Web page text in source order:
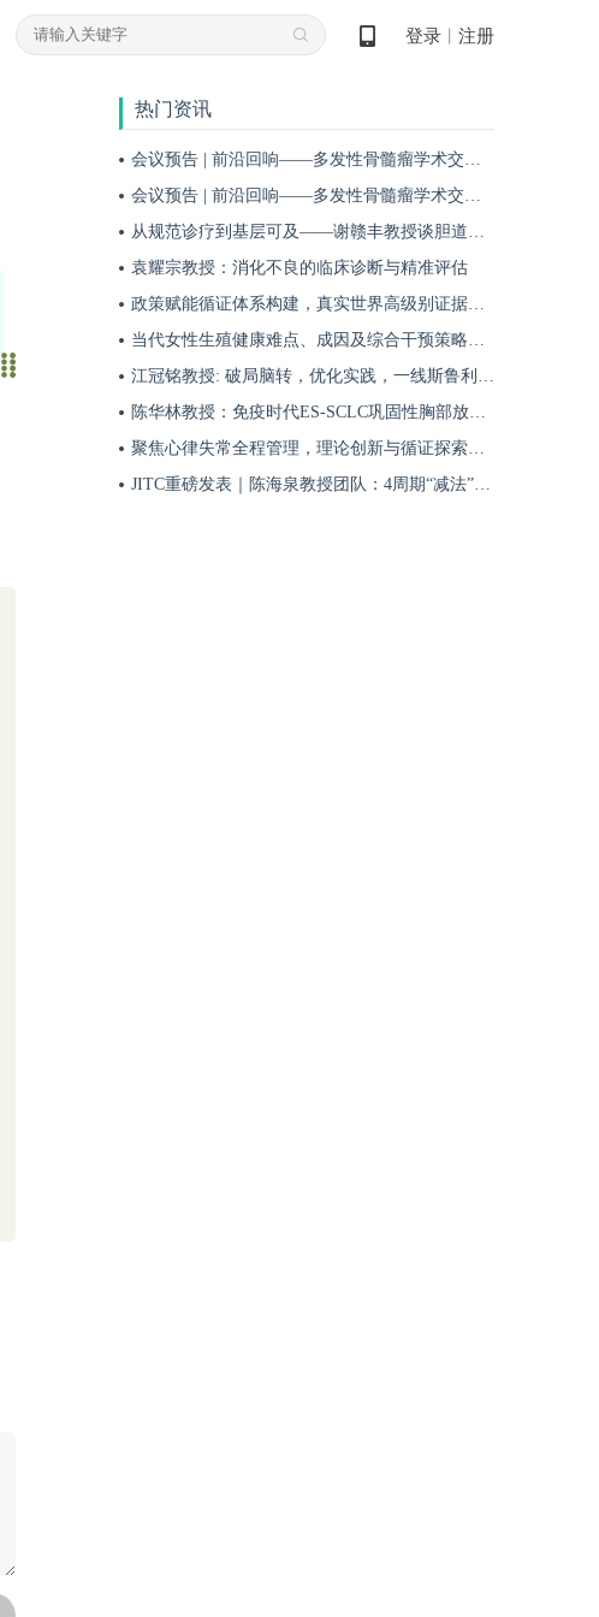
登录 注册
热门资讯
会议预告 | 前沿回响——多发性骨髓瘤学术交流会第十九期即将启幕！
会议预告 | 前沿回响——多发性骨髓瘤学术交流会第十八期即将启幕！
从规范诊疗到基层可及——谢赣丰教授谈胆道肿瘤防治的本土化实践之路
袁耀宗教授：消化不良的临床诊断与精准评估
政策赋能循证体系构建，真实世界高级别证据夯实斯鲁利单抗一线治疗广泛期小细胞肺癌临床地位
当代女性生殖健康难点、成因及综合干预策略——魏晗
江冠铭教授: 破局脑转，优化实践，一线斯鲁利单抗联合化疗为小细胞肺癌脑转移患者带来颅内与全身双重获益
陈华林教授：免疫时代ES-SCLC巩固性胸部放疗再添真实世界循证依据——cTRT可独立改善患者生存获益
聚焦心律失常全程管理，理论创新与循证探索共筑诊疗新格局
JITC重磅发表｜陈海泉教授团队：4周期“减法”方案成功探索可切除肺鳞癌围术期治疗新路径